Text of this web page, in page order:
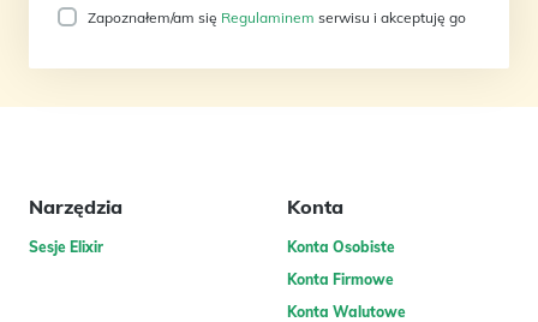
Zapoznałem/am się Regulaminem serwisu i akceptuję go
Narzędzia
Sesje Elixir
Konta
Konta Osobiste
Konta Firmowe
Konta Walutowe